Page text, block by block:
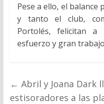
Pese a ello, el balance
y tanto el club,
Portolés, felicitan
esfuerzo y gran
← Abril y Joana Dark
estisoradores a las